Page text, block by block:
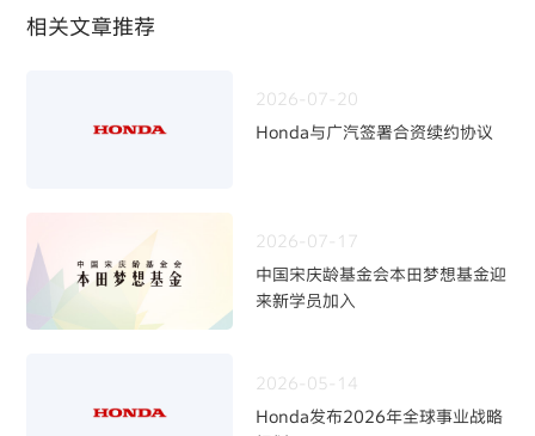
相关文章推荐
2026-07-20
Honda与广汽签署合资续约协议
2026-07-17
中国宋庆龄基金会本田梦想基金迎
来新学员加入
2026-05-14
Honda发布2026年全球事业战略